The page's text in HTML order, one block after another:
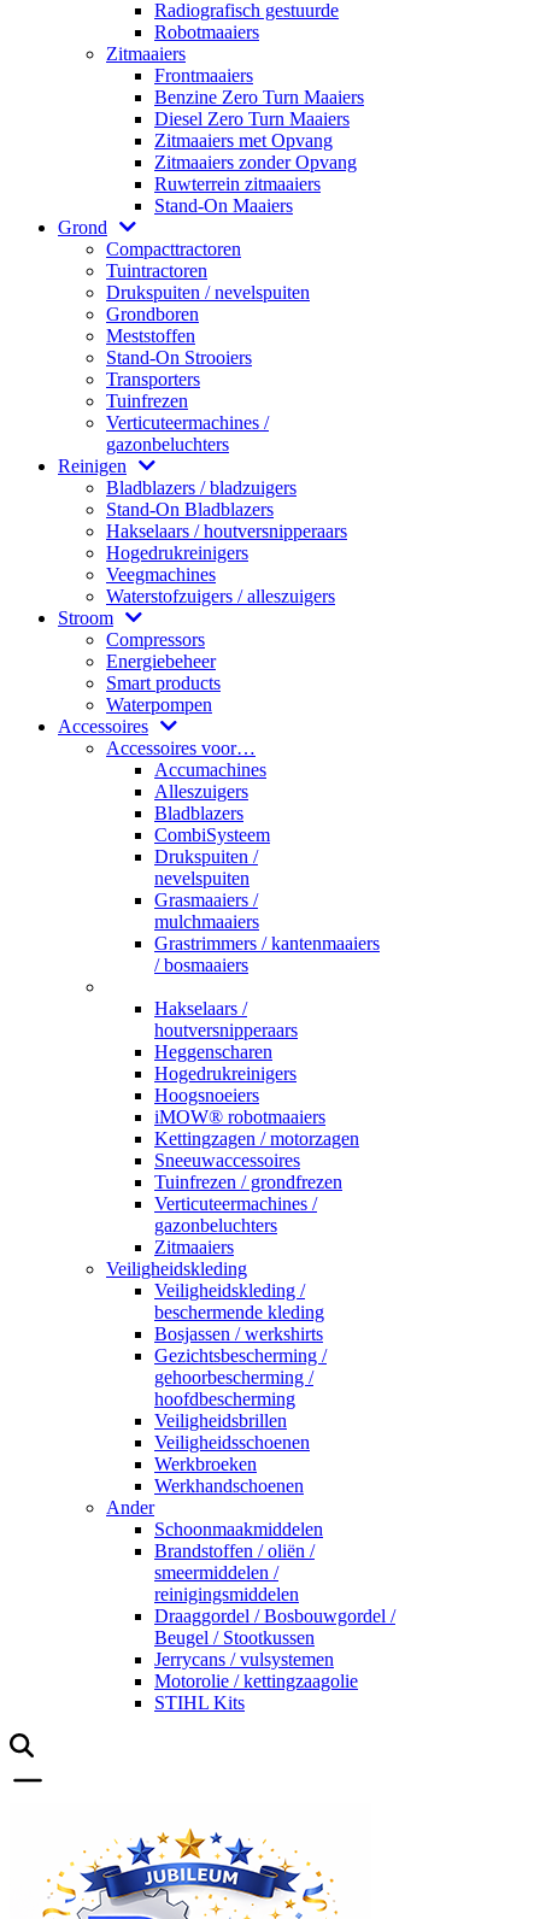
Radiografisch gestuurde
Robotmaaiers
Zitmaaiers
Frontmaaiers
Benzine Zero Turn Maaiers
Diesel Zero Turn Maaiers
Zitmaaiers met Opvang
Zitmaaiers zonder Opvang
Ruwterrein zitmaaiers
Stand-On Maaiers
Grond
Compacttractoren
Tuintractoren
Drukspuiten / nevelspuiten
Grondboren
Meststoffen
Stand-On Strooiers
Transporters
Tuinfrezen
Verticuteermachines /
gazonbeluchters
Reinigen
Bladblazers / bladzuigers
Stand-On Bladblazers
Hakselaars / houtversnipperaars
Hogedrukreinigers
Veegmachines
Waterstofzuigers / alleszuigers
Stroom
Compressors
Energiebeheer
Smart products
Waterpompen
Accessoires
Accessoires voor…
Accumachines
Alleszuigers
Bladblazers
CombiSysteem
Drukspuiten /
nevelspuiten
Grasmaaiers /
mulchmaaiers
Grastrimmers / kantenmaaiers
/ bosmaaiers
Hakselaars /
houtversnipperaars
Heggenscharen
Hogedrukreinigers
Hoogsnoeiers
iMOW® robotmaaiers
Kettingzagen / motorzagen
Sneeuwaccessoires
Tuinfrezen / grondfrezen
Verticuteermachines /
gazonbeluchters
Zitmaaiers
Veiligheidskleding
Veiligheidskleding /
beschermende kleding
Bosjassen / werkshirts
Gezichtsbescherming /
gehoorbescherming /
hoofdbescherming
Veiligheidsbrillen
Veiligheidsschoenen
Werkbroeken
Werkhandschoenen
Ander
Schoonmaakmiddelen
Brandstoffen / oliën /
smeermiddelen /
reinigingsmiddelen
Draaggordel / Bosbouwgordel /
Beugel / Stootkussen
Jerrycans / vulsystemen
Motorolie / kettingzaagolie
STIHL Kits